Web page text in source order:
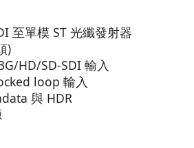
至單模 ST 光纖發射器
)
HD/SD-SDI 輸入
loop 輸入
與 HDR